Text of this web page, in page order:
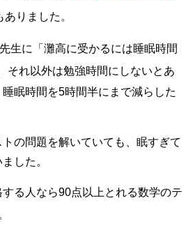
りました。
生に「灘高に受かるには睡眠時間
それ以外は勉強時間にしないとあ
眠時間を5時間半にまで減らした
の問題を解いていても、眠すぎて
した。
る人なら90点以上とれる数学のテ